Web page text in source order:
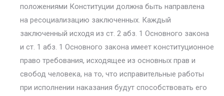
положениями Кон­ституции должна быть направлена
на ресоциализацию заключенных. Каждый
заключенный исходя из ст. 2 абз. 1 Основного закона
и ст. 1 абз. 1 Основного закона имеет конституционное
право требования, исходящее из основных прав и
свобод человека, на то, что исправительные работы
при исполнении наказания будут способствовать его